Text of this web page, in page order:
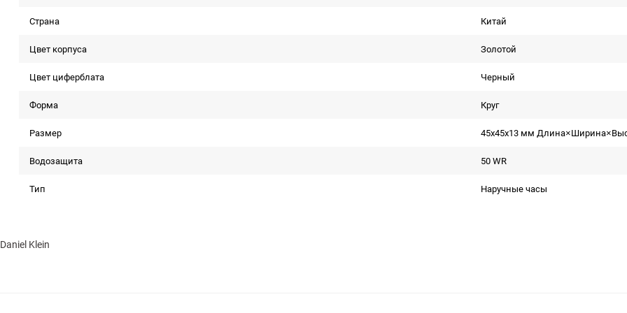
Страна Китай
Цвет корпуса Золотой
Цвет циферблата Черный
Форма Круг
Размер 45x45x13 мм
Водозащита 50 WR
Тип Наручные часы
Daniel Klein